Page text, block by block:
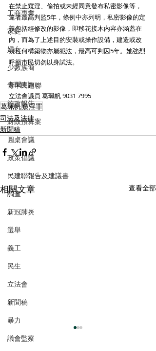
工商專業
家庭
婦女
少數族裔
青年民建聯
施政報告
財政預算案
圓桌會議
政策倡議
民建聯報告及建議書
調查
新冠肺炎
選舉
義工
民生
立法會
新聞稿
暴力
議會監察
在禁止窺淫、偷拍或未經同意發布私密影像等，
違者最高判監5年，條例中亦列明，私密影像的定
義包括經修改的影像，即移花接木內容亦涵蓋在
內，而為了上述目的安裝或操作設備，建造或改
裝任何構築物亦屬犯法，最高可判囚5年。她強烈
呼籲市民切勿以身試法。
新聞查詢：
立法會議員 葛珮帆 9031 7995
葛珮帆窺淫罪
司法及法律
新聞稿
相關文章 查看全部